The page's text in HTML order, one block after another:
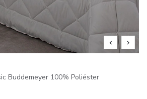
Buddemeyer 100% Poliéster